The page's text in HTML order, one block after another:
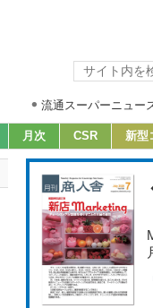
流通スーパーニュー
月次 CSR 新型